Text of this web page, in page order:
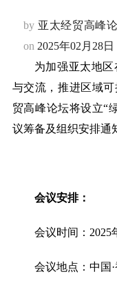
by 亚太经贸高峰
on Posted
on
2025年02月28日
为加强亚太地
与交流，推进区域可
贸高峰论坛将设立“
议筹备及组织安排通
会议安排：
会议时间： 2025
会议地点：中国